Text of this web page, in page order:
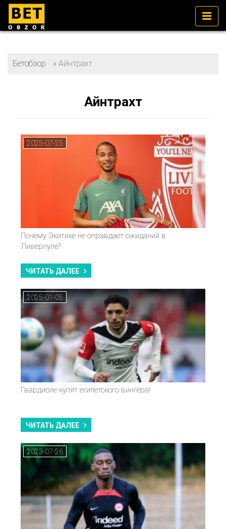
Бетобзор » Айнтрахт
Айнтрахт
2025-07-25
Почему Экитике не оправдает ожиданий в
Ливерпуле?
ЧИТАТЬ ДАЛЕЕ
2025-01-05
Гвардиоле купят египетского вингера!
ЧИТАТЬ ДАЛЕЕ
2023-07-26